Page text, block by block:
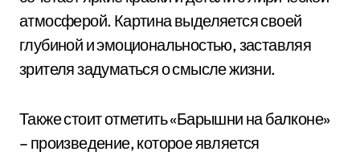
атмосферой. Картина выделяется своей
глубиной и эмоциональностью, заставляя
зрителя задуматься о смысле жизни.
Также стоит отметить «Барышни на балконе»
– произведение, которое является